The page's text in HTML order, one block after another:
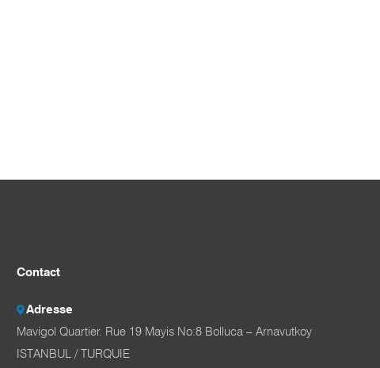
Contact
Adresse
Mavigol Quartier. Rue 19 Mayis No:8 Bolluca – Arnavutkoy
ISTANBUL / TURQUIE